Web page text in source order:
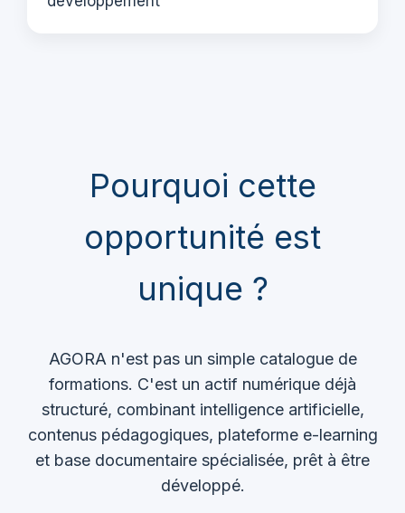
Pourquoi cette
opportunité est
unique ?
AGORA n'est pas un simple catalogue de
formations. C'est un actif numérique déjà
structuré, combinant intelligence artificielle,
contenus pédagogiques, plateforme e-learning
et base documentaire spécialisée, prêt à être
développé.